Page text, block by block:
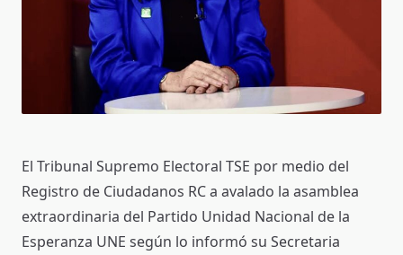
El Tribunal Supremo Electoral TSE por medio del
Registro de Ciudadanos RC a avalado la asamblea
extraordinaria del Partido Unidad Nacional de la
Esperanza UNE según lo informó su Secretaria